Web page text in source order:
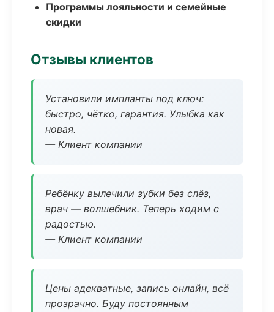
Программы лояльности и семейные
скидки
Отзывы клиентов
Установили импланты под ключ:
быстро, чётко, гарантия. Улыбка как
новая.
— Клиент компании
Ребёнку вылечили зубки без слёз,
врач — волшебник. Теперь ходим с
радостью.
— Клиент компании
Цены адекватные, запись онлайн, всё
прозрачно. Буду постоянным